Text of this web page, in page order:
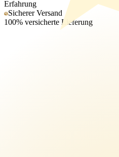
Erfahrung
Sicherer Versand
100% versicherte Lieferung